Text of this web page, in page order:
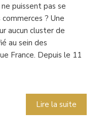
puissent pas se
? Une
aucun cluster de
au sein des
France. Depuis le 11
Lire la suite